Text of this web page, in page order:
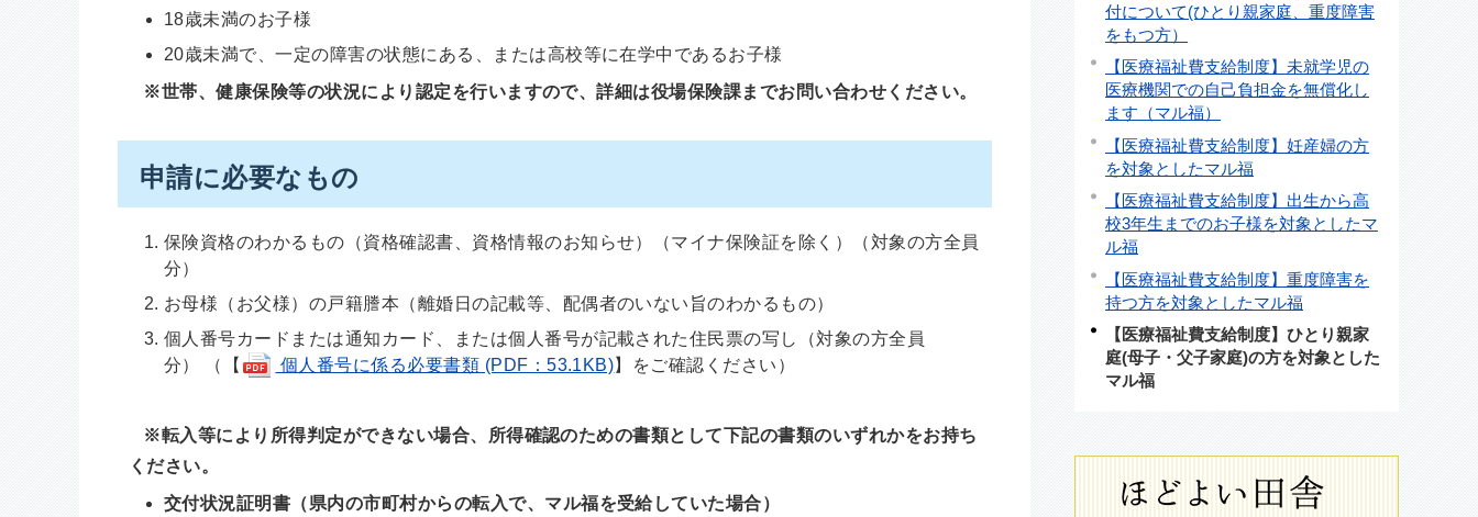
18歳未満のお子様
20歳未満で、一定の障害の状態にある、または高校等に在学中であるお子様
※世帯、健康保険等の状況により認定を行いますので、詳細は役場保険課までお問い合わせください。
申請に必要なもの
保険資格のわかるもの（資格確認書、資格情報のお知らせ）（マイナ保険証を除く）（対象の方全員
分）
お母様（お父様）の戸籍謄本（離婚日の記載等、配偶者のいない旨のわかるもの）
個人番号カードまたは通知カード、または個人番号が記載された住民票の写し（対象の方全員
分） （【
個人番号に係る必要書類 (PDF：53.1KB)】をご確認ください）
※転入等により所得判定ができない場合、所得確認のための書類として下記の書類のいずれかをお持ち
ください。
交付状況証明書（県内の市町村からの転入で、マル福を受給していた場合）
付について(ひとり親家庭、重度障害
をもつ方）
【医療福祉費支給制度】未就学児の
医療機関での自己負担金を無償化し
ます（マル福）
【医療福祉費支給制度】妊産婦の方
を対象としたマル福
【医療福祉費支給制度】出生から高
校3年生までのお子様を対象としたマ
ル福
【医療福祉費支給制度】重度障害を
持つ方を対象としたマル福
【医療福祉費支給制度】ひとり親家
庭(母子・父子家庭)の方を対象とした
マル福